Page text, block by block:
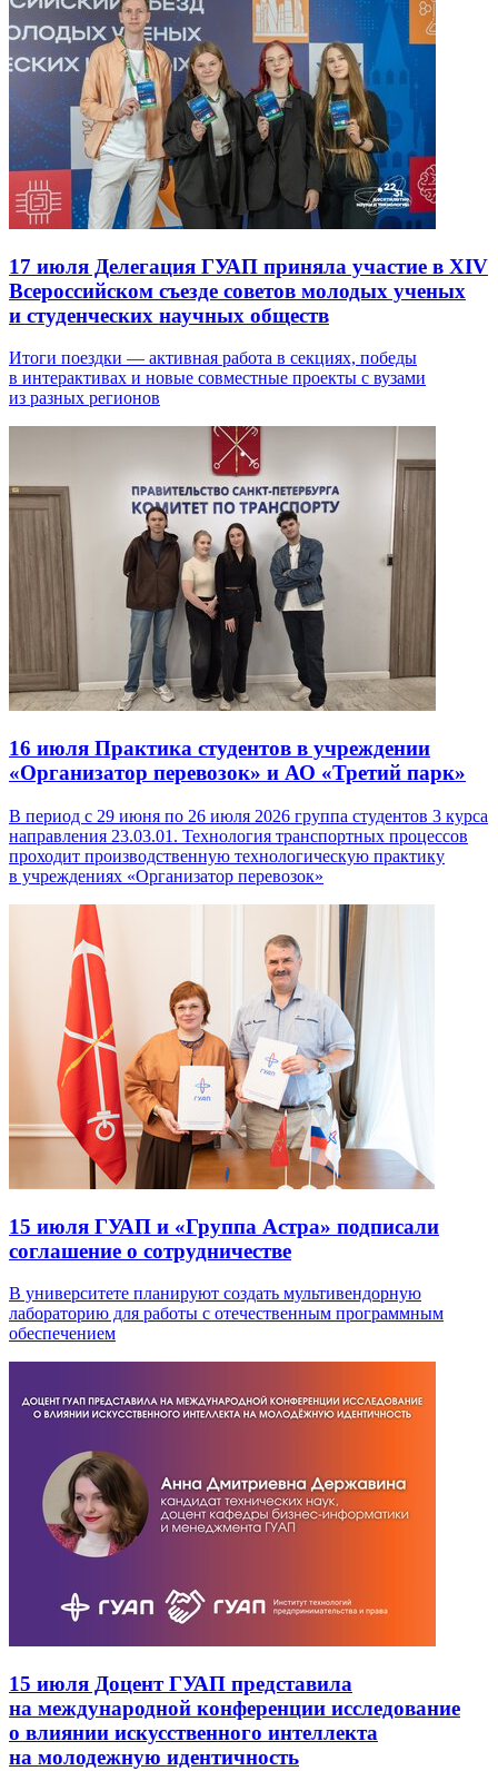
17 июля Делегация ГУАП приняла участие в XIV
Всероссийском съезде советов молодых ученых
и студенческих научных обществ
Итоги поездки — активная работа в секциях, победы
в интерактивах и новые совместные проекты с вузами
из разных регионов
16 июля Практика студентов в учреждении
«Организатор перевозок» и АО «Третий парк»
В период с 29 июня по 26 июля 2026 группа студентов 3 курса
направления 23.03.01. Технология транспортных процессов
проходит производственную технологическую практику
в учреждениях «Организатор перевозок»
15 июля ГУАП и «Группа Астра» подписали
соглашение о сотрудничестве
В университете планируют создать мультивендорную
лабораторию для работы с отечественным программным
обеспечением
15 июля Доцент ГУАП представила
на международной конференции исследование
о влиянии искусственного интеллекта
на молодежную идентичность